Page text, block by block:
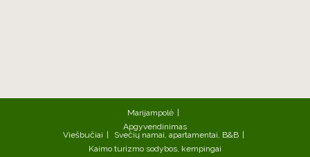
Marijampolė
Apgyvendinimas
Viešbučiai
Svečių namai, apartamentai, B&B
Kaimo turizmo sodybos, kempingai